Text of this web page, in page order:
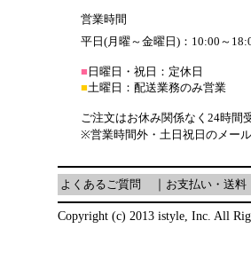
営業時間
平日(月曜～金曜日)：10:00～
■ 日曜日・祝日：定休日
■土曜日：配送業務のみ営業
ご注文はお休み関係なく24時間
※営業時間外・土日祝日のメー
よくあるご質問 お支払い・送料
Copyright (c) 2013 istyle, Inc. All